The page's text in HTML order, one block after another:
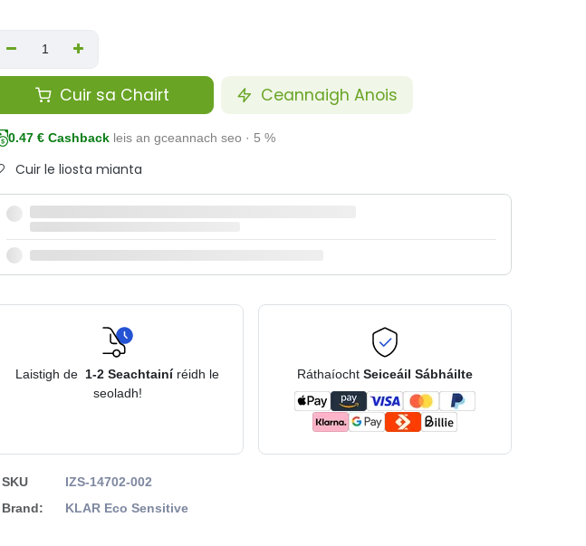
Cuir sa Chairt Ceannaigh Anois
0.47 € Cashback leis an gceannach seo · 5 %
Cuir le liosta mianta
Laistigh de 1-2 Seachtainí réidh le
seoladh!
Ráthaíocht Seiceáil Sábháilte
SKU
IZS-14702-002
Brand:
KLAR Eco Sensitive